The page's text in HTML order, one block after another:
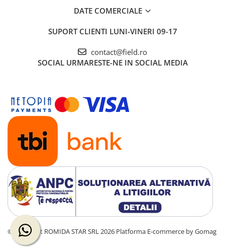
DATE COMERCIALE
SUPORT CLIENTI LUNI-VINERI 09-17
contact@field.ro
SOCIAL URMARESTE-NE IN SOCIAL MEDIA
©Copyright ROMIDA STAR SRL 2026 Platforma E-commerce by Gomag